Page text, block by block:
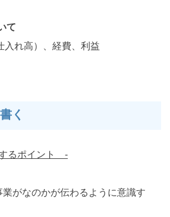
て
れ高）、 経費、 利益
く
るポイント -
がなのかが伝わるように意識す